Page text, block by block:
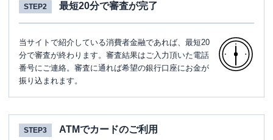
STEP2 最短20分で審査が完了
当サイトで紹介している消費者金融であれば、最短20
分で審査が終わります。審査結果はご入力頂いた電話
番号にご連絡。審査に通れば希望の銀行口座にお金が
振り込まれます。
STEP3 ATMでカードのご利用